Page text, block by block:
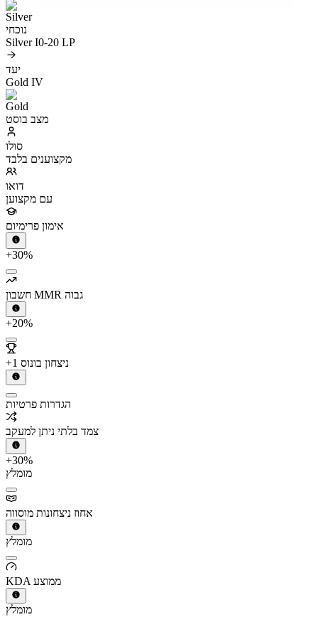
נוכחי
Silver I0-20 LP
יעד
Gold IV
מצב בוסט
סולו
מקצוענים בלבד
דואו
עם מקצוען
אימון פרימיום
+30%
חשבון MMR גבוה
+20%
+1 ניצחון בונוס
הגדרות פרטיות
צמד בלתי ניתן למעקב
+30%
מומלץ
אחוז ניצחונות מוסווה
מומלץ
KDA ממוצע
מומלץ